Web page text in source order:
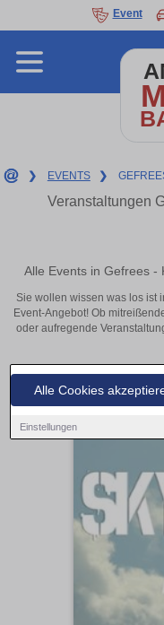
Alle Cookies
Einstellungen
Event
❯ EVENTS ❯
Veranstaltungen
Alle Events in Gefrees -
Sie wollen wissen was los ist
Event-Angebot! Ob
oder aufregende